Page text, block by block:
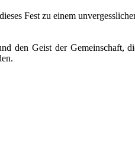
Fest zu einem
den Geist der